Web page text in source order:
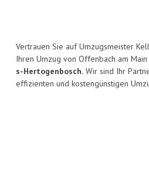
Vertrauen Sie auf Umzugsmeister
Ihren Umzug von Offenbach am Main
s-Hertogenbosch. Wir sind Ihr
effizienten und kostengünstigen